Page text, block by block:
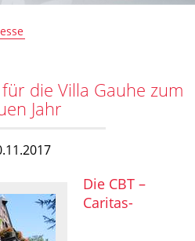
die Villa Gauhe zum
Jahr
Die CBT –
Caritas-